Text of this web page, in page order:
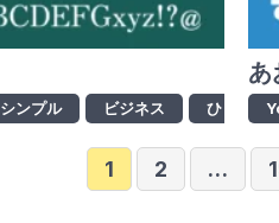
シンプル ビジネス ひらがな
あ
投
稿
1 2 …